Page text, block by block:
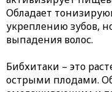
Обладает
укреплению зубов,
выпадения волос.
Бибхитаки – это
острыми плодами.